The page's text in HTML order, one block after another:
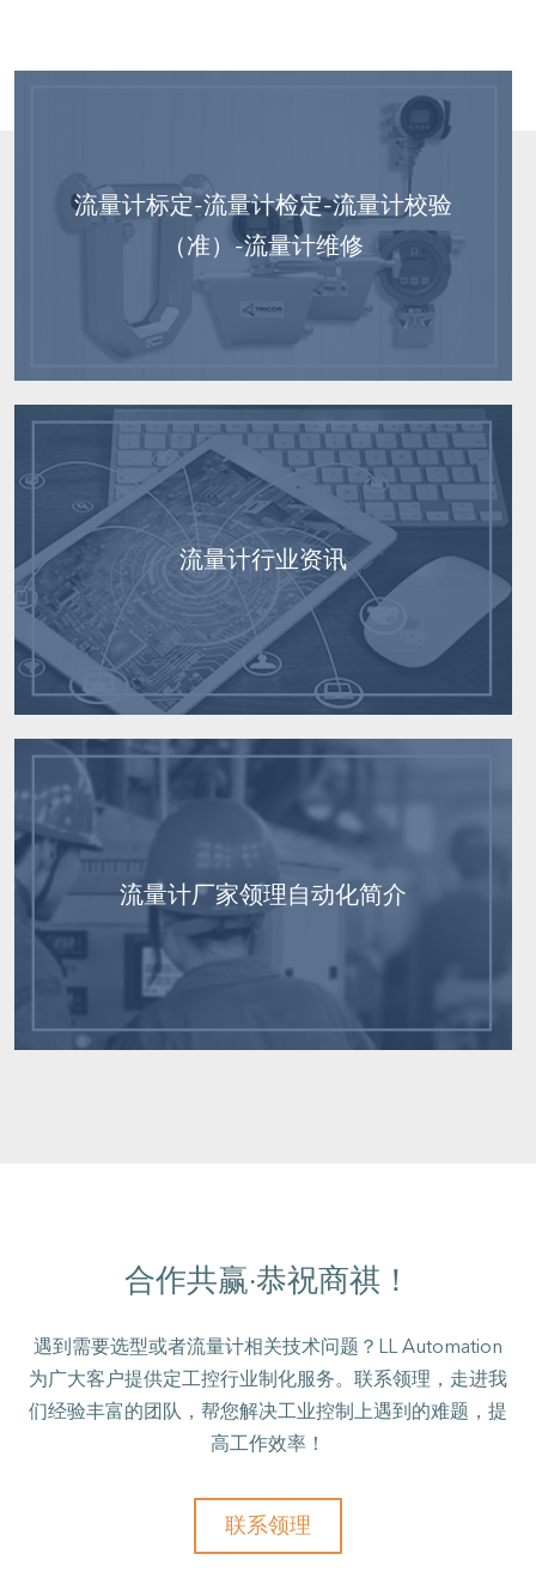
流量计标定-流量计检定-流量计校验
（准）-流量计维修
流量计行业资讯
流量计厂家领理自动化简介
合作共赢·恭祝商祺！
遇到需要选型或者流量计相关技术问题？LL Automation
为广大客户提供定工控行业制化服务。联系领理，走进我
们经验丰富的团队，帮您解决工业控制上遇到的难题，提
高工作效率！
联系领理